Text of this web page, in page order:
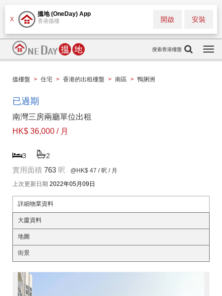
X
搵地 (OneDay) App
香港搵樓 安裝
開啟
搜索香港樓盤
搵樓盤 > 住宅 > 香港的出租樓盤 > 南區 > 鴨脷洲
已過期
南灣三房兩廳單位出租
HK$ 36,000 / 月
3 2
實用面積 763 呎 @HK$ 47 / 呎 / 月
上次更新日期 2022年05月09日
詳細物業資料
大廈資料
地圖
街景